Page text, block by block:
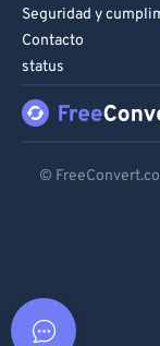
Seguridad y
Contacto
status
©